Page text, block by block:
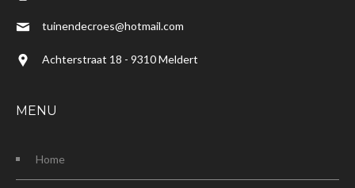
tuinendecroes@hotmail.com
Achterstraat 18 - 9310 Meldert
MENU
Home